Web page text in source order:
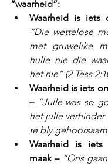
“waarheid”:
Waarheid is
“Die wettelose
met gruwelike
hulle nie die
het nie” (2 Tess
Waarheid is iets
– “Julle was so
het julle
te bly
Waarheid is
maak – “Ons